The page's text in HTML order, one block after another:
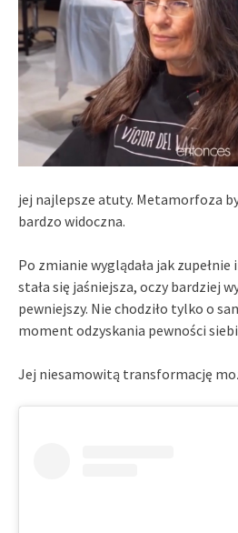
jej najlepsze atuty. Metamorfoza
bardzo widoczna.
Po zmianie wyglądała jak
stała się jaśniejsza, oczy bardziej
pewniejszy. Nie chodziło tylko o
moment odzyskania pewności
Jej niesamowitą transformację